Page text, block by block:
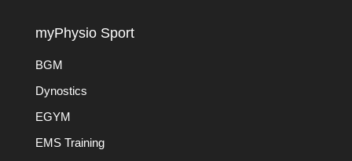
myPhysio Sport
BGM
Dynostics
EGYM
EMS Training